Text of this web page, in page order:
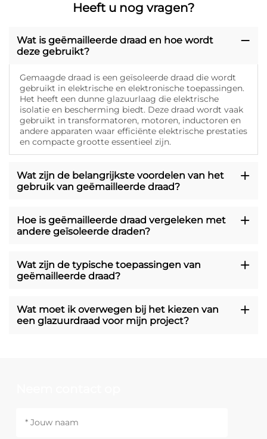
Heeft u nog vragen?
Wat is geëmailleerde draad en hoe wordt
deze gebruikt?
Gemaagde draad is een geïsoleerde draad die wordt
gebruikt in elektrische en elektronische toepassingen.
Het heeft een dunne glazuurlaag die elektrische
isolatie en bescherming biedt. Deze draad wordt vaak
gebruikt in transformatoren, motoren, inductoren en
andere apparaten waar efficiënte elektrische prestaties
en compacte grootte essentieel zijn.
Wat zijn de belangrijkste voordelen van het
gebruik van geëmailleerde draad?
Hoe is geëmailleerde draad vergeleken met
andere geïsoleerde draden?
Wat zijn de typische toepassingen van
geëmailleerde draad?
Wat moet ik overwegen bij het kiezen van
een glazuurdraad voor mijn project?